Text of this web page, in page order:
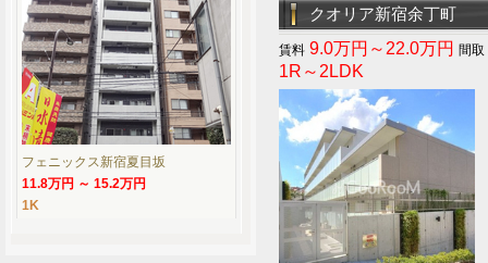
クオリア新宿余丁町
9.0万円～22.0万円
1R～2LDK
フェニックス新宿夏目坂
11.8万円 ～ 15.2万円
1K